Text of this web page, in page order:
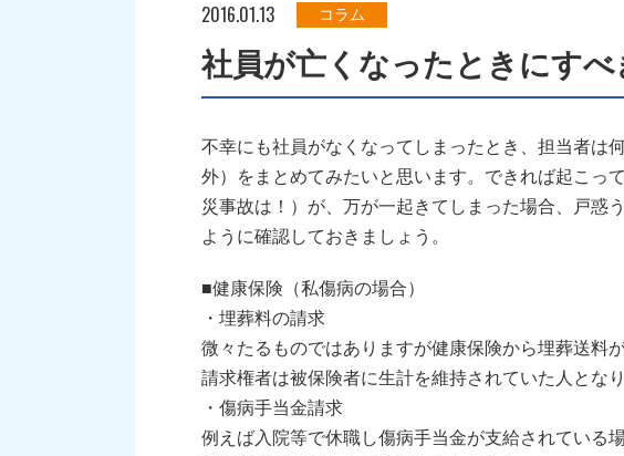
2016.01.13 コラム
社員が亡くなったときにすべ
不幸にも社員がなくなってしまったとき、担当者は
外）をまとめてみたいと思います。できれば起こっ
災事故は！）が、万が一起きてしまった場合、戸惑
ように確認しておきましょう。
■健康保険（私傷病の場合）
・埋葬料の請求
微々たるものではありますが健康保険から埋葬送料
請求権者は被保険者に生計を維持されていた人とな
・傷病手当金請求
例えば入院等で休職し傷病手当金が支給されている